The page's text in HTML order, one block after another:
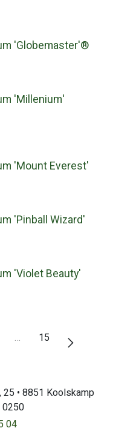
'Globemaster'®
'Millenium'
'Mount Everest'
'Pinball Wizard'
'Violet Beauty'
… 15
• 8851 Koolskamp
0250
04